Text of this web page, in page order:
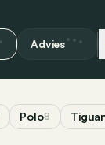
Advies
Polo8